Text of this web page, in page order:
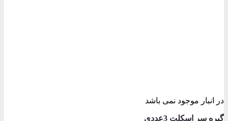
در انبار موجود نمی باشد
گیره سر اسکلت 3عددی